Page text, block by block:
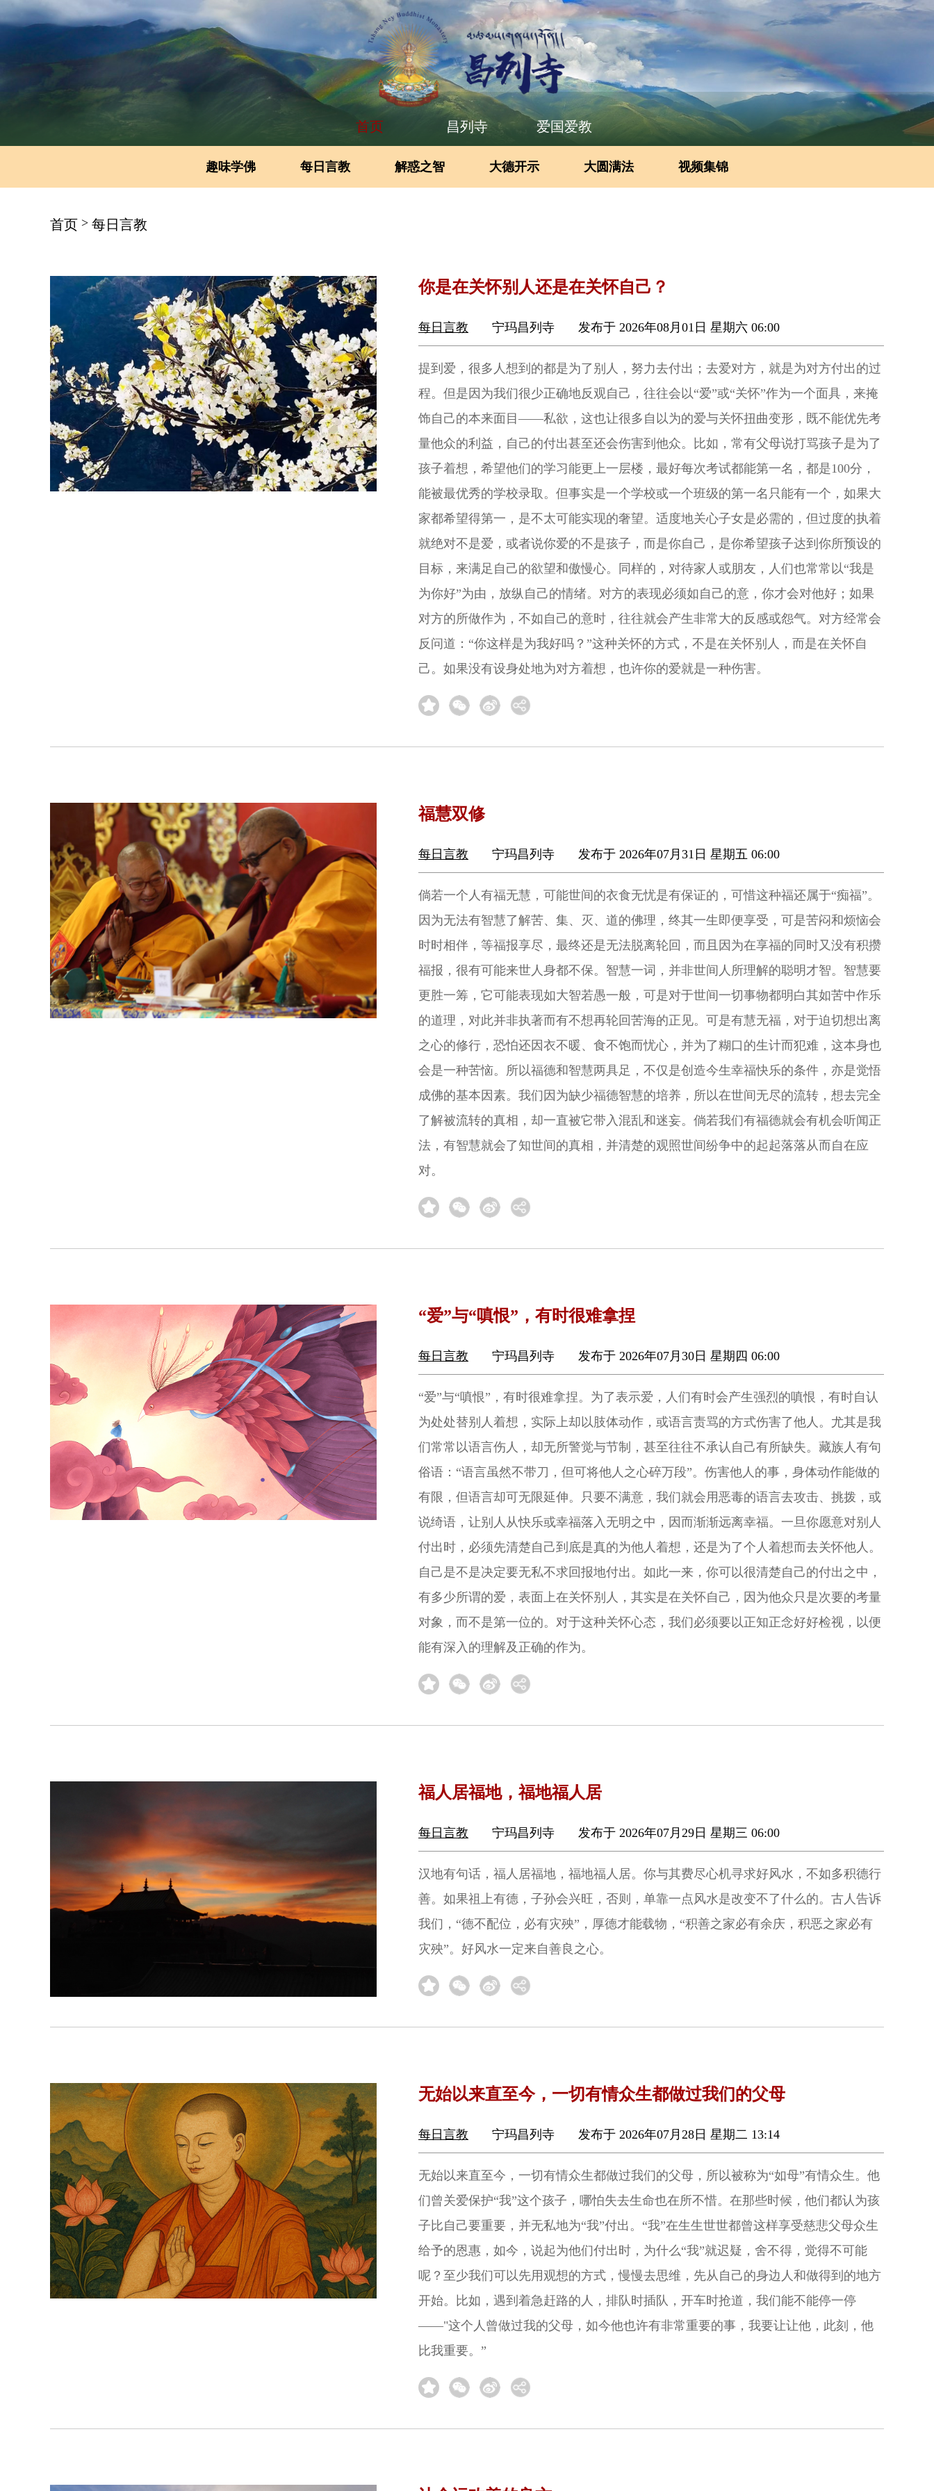
首页 昌列寺 爱国爱教
趣味学佛 每日言教 解惑之智 大德开示 大圆满法 视频集锦
首页 > 每日言教
你是在关怀别人还是在关怀自己？
每日言教 宁玛昌列寺 发布于 2026年08月01日 星期六 06:00
提到爱，很多人想到的都是为了别人，努力去付出；去爱对方，就是为对方付出的过
程。但是因为我们很少正确地反观自己，往往会以“爱”或“关怀”作为一个面具，来掩
饰自己的本来面目——私欲，这也让很多自以为的爱与关怀扭曲变形，既不能优先考
量他众的利益，自己的付出甚至还会伤害到他众。比如，常有父母说打骂孩子是为了
孩子着想，希望他们的学习能更上一层楼，最好每次考试都能第一名，都是100分，
能被最优秀的学校录取。但事实是一个学校或一个班级的第一名只能有一个，如果大
家都希望得第一，是不太可能实现的奢望。适度地关心子女是必需的，但过度的执着
就绝对不是爱，或者说你爱的不是孩子，而是你自己，是你希望孩子达到你所预设的
目标，来满足自己的欲望和傲慢心。同样的，对待家人或朋友，人们也常常以“我是
为你好”为由，放纵自己的情绪。对方的表现必须如自己的意，你才会对他好；如果
对方的所做作为，不如自己的意时，往往就会产生非常大的反感或怨气。对方经常会
反问道：“你这样是为我好吗？”这种关怀的方式，不是在关怀别人，而是在关怀自
己。如果没有设身处地为对方着想，也许你的爱就是一种伤害。
福慧双修
每日言教 宁玛昌列寺 发布于 2026年07月31日 星期五 06:00
倘若一个人有福无慧，可能世间的衣食无忧是有保证的，可惜这种福还属于“痴福”。
因为无法有智慧了解苦、集、灭、道的佛理，终其一生即便享受，可是苦闷和烦恼会
时时相伴，等福报享尽，最终还是无法脱离轮回，而且因为在享福的同时又没有积攒
福报，很有可能来世人身都不保。智慧一词，并非世间人所理解的聪明才智。智慧要
更胜一筹，它可能表现如大智若愚一般，可是对于世间一切事物都明白其如苦中作乐
的道理，对此并非执著而有不想再轮回苦海的正见。可是有慧无福，对于迫切想出离
之心的修行，恐怕还因衣不暖、食不饱而忧心，并为了糊口的生计而犯难，这本身也
会是一种苦恼。所以福德和智慧两具足，不仅是创造今生幸福快乐的条件，亦是觉悟
成佛的基本因素。我们因为缺少福德智慧的培养，所以在世间无尽的流转，想去完全
了解被流转的真相，却一直被它带入混乱和迷妄。倘若我们有福德就会有机会听闻正
法，有智慧就会了知世间的真相，并清楚的观照世间纷争中的起起落落从而自在应
对。
“爱”与“嗔恨”，有时很难拿捏
每日言教 宁玛昌列寺 发布于 2026年07月30日 星期四 06:00
“爱”与“嗔恨”，有时很难拿捏。为了表示爱，人们有时会产生强烈的嗔恨，有时自认
为处处替别人着想，实际上却以肢体动作，或语言责骂的方式伤害了他人。尤其是我
们常常以语言伤人，却无所警觉与节制，甚至往往不承认自己有所缺失。藏族人有句
俗语：“语言虽然不带刀，但可将他人之心碎万段”。伤害他人的事，身体动作能做的
有限，但语言却可无限延伸。只要不满意，我们就会用恶毒的语言去攻击、挑拨，或
说绮语，让别人从快乐或幸福落入无明之中，因而渐渐远离幸福。一旦你愿意对别人
付出时，必须先清楚自己到底是真的为他人着想，还是为了个人着想而去关怀他人。
自己是不是决定要无私不求回报地付出。如此一来，你可以很清楚自己的付出之中，
有多少所谓的爱，表面上在关怀别人，其实是在关怀自己，因为他众只是次要的考量
对象，而不是第一位的。对于这种关怀心态，我们必须要以正知正念好好检视，以便
能有深入的理解及正确的作为。
福人居福地，福地福人居
每日言教 宁玛昌列寺 发布于 2026年07月29日 星期三 06:00
汉地有句话，福人居福地，福地福人居。你与其费尽心机寻求好风水，不如多积德行
善。如果祖上有德，子孙会兴旺，否则，单靠一点风水是改变不了什么的。古人告诉
我们，“德不配位，必有灾殃”，厚德才能载物，“积善之家必有余庆，积恶之家必有
灾殃”。好风水一定来自善良之心。
无始以来直至今，一切有情众生都做过我们的父母
每日言教 宁玛昌列寺 发布于 2026年07月28日 星期二 13:14
无始以来直至今，一切有情众生都做过我们的父母，所以被称为“如母”有情众生。他
们曾关爱保护“我”这个孩子，哪怕失去生命也在所不惜。在那些时候，他们都认为孩
子比自己要重要，并无私地为“我”付出。“我”在生生世世都曾这样享受慈悲父母众生
给予的恩惠，如今，说起为他们付出时，为什么“我”就迟疑，舍不得，觉得不可能
呢？至少我们可以先用观想的方式，慢慢去思维，先从自己的身边人和做得到的地方
开始。比如，遇到着急赶路的人，排队时插队，开车时抢道，我们能不能停一停
——"这个人曾做过我的父母，如今他也许有非常重要的事，我要让让他，此刻，他
比我重要。”